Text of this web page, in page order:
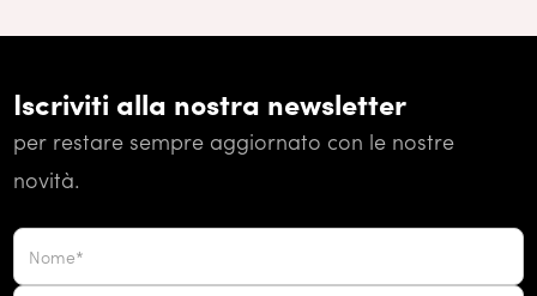
Iscriviti alla nostra newsletter
per restare sempre aggiornato con le nostre
novità.